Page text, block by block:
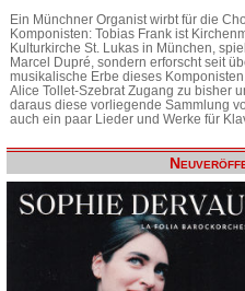
Ein Münchner Organist wirbt für die
Komponisten: Tobias Frank ist
Kulturkirche St. Lukas in München,
Marcel Dupré, sondern erforscht seit
musikalische Erbe dieses
Alice Tollet-Szebrat Zugang zu bisher
daraus diese vorliegende Sammlung
auch ein paar Lieder und Werke für